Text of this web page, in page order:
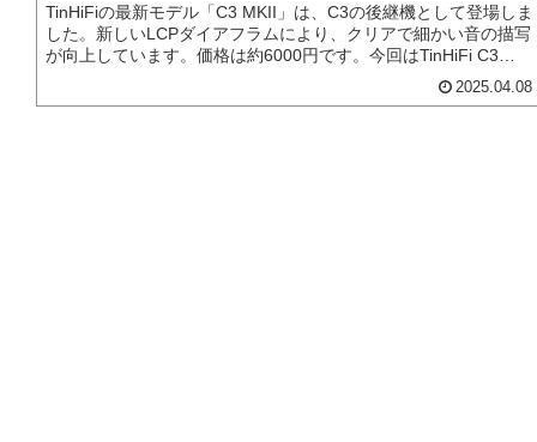
TinHiFiの最新モデル「C3 MKII」は、C3の後継機として登場しま
した。新しいLCPダイアフラムにより、クリアで細かい音の描写
が向上しています。価格は約6000円です。今回はTinHiFi C3
2025.04.08